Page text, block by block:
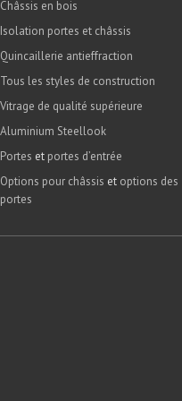
Châssis en bois
Isolation portes et châssis
Quincaillerie antieffraction
Tous les styles de construction
Vitrage de qualité supérieure
Aluminium Steellook
Portes et portes d’entrée
Options pour châssis et options des
portes